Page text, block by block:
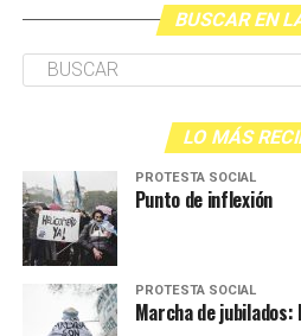
BUSCAR EN
LO MÁS
PROTESTA SOCIAL
Punto de inflexión
PROTESTA SOCIAL
Marcha de